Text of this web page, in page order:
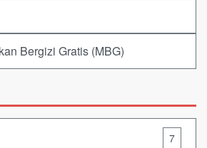
Bergizi Gratis (MBG)
7